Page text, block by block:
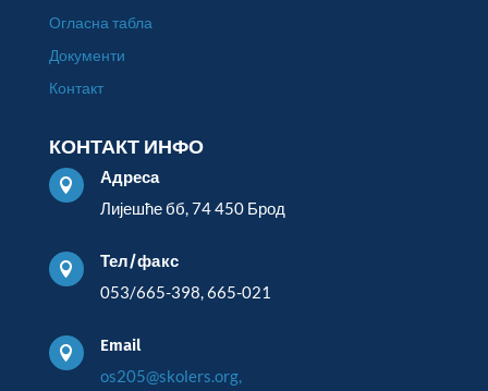
Огласна табла
Документи
Контакт
КОНТАКТ ИНФО

Адреса
Лијешће бб, 74 450 Брод

Тел/факс
053/665-398, 665-021

Email
os205@skolers.org,